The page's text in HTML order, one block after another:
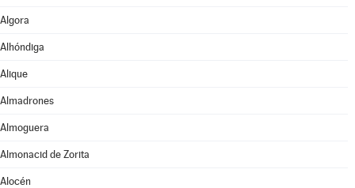
Algora
Alhóndiga
Alique
Almadrones
Almoguera
Almonacid de Zorita
Alocén